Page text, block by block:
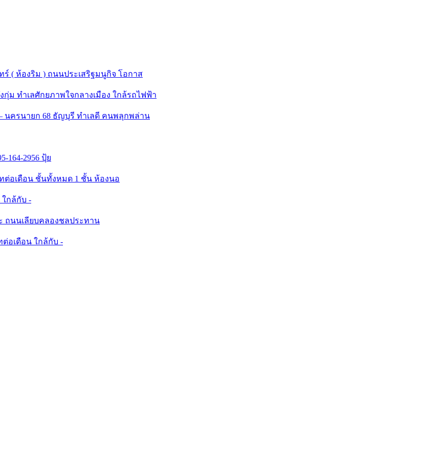
ร์ ( ห้องริม ) ถนนประเสริฐมนูกิจ โอกาส
ม ทำเลศักยภาพใจกลางเมือง ใกล้รถไฟฟ้า
นครนายก 68 ธัญบุรี ทำเลดี คนพลุกพล่าน
164-2956 ปุ้ย
ทต่อเดือน ชั้นทั้งหมด 1 ชั้น ห้องนอ
ใกล้กับ -
ถนนเลียบคลองชลประทาน
ต่อเดือน ใกล้กับ -